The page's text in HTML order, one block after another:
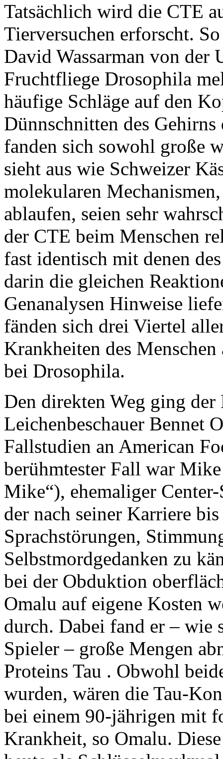
Tatsächlich wird die CTE
Tierversuchen erforscht.
David Wassarman von der
Fruchtfliege Drosophila
häufige Schläge auf den
Dünnschnitten des
fanden sich sowohl große
sieht aus wie Schweizer
molekularen
ablaufen, seien sehr
der CTE beim Menschen
fast identisch mit denen
darin die gleichen
Genanalysen Hinweise
fänden sich drei Viertel
Krankheiten des
bei Drosophila.
Den direkten Weg ging
Leichenbeschauer Bennet
Fallstudien an American
berühmtester Fall war
Mike“), ehemaliger
der nach seiner Karriere
Sprachstörungen,
Selbstmordgedanken zu
bei der Obduktion
Omalu auf eigene Kosten
durch. Dabei fand er – wie
Spieler – große Mengen
Proteins Tau . Obwohl
wurden, wären die Tau-
bei einem 90-jährigen mit
Krankheit, so Omalu.